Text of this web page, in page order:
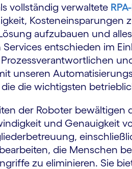
vollständig verwaltete
Kosteneinsparungen
aufzubauen und
entschieden im
unseren
die wichtigsten
der Roboter
und Genauigkeit
die Menschen
zu eliminieren. Sie